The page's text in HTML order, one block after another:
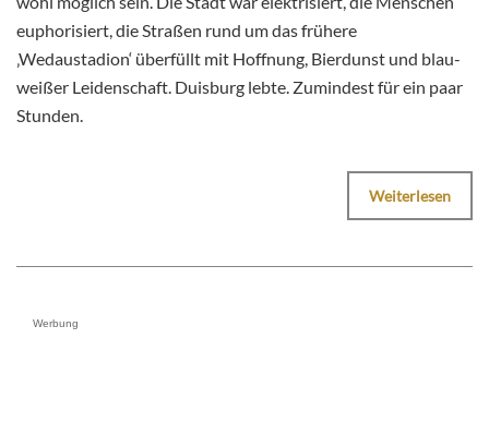
euphorisiert, die Straßen rund um das frühere
‚Wedaustadion‘ überfüllt mit Hoffnung, Bierdunst und blau-
weißer Leidenschaft. Duisburg lebte. Zumindest für ein paar
Stunden.
Weiterlesen
Werbung